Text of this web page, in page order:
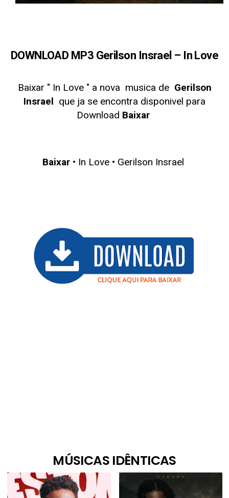
DOWNLOAD MP3 Gerilson Insrael – In Love
Baixar " In Love" a nova musica de Gerilson
Insrael que ja se encontra disponivel para
Download Baixar
Baixar • In Love • Gerilson Insrael
MÚSICAS IDÊNTICAS